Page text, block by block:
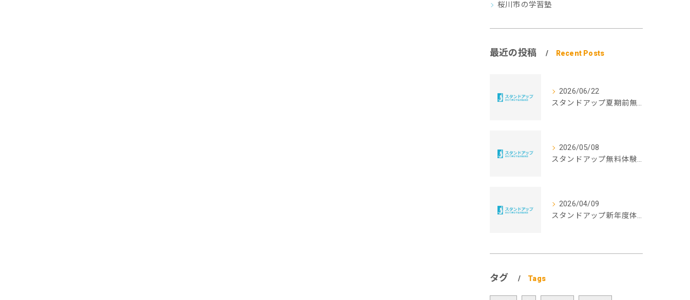
桜川市の学習塾
最近の投稿 Recent Posts
2026/06/22
スタンドアップ夏期前無料体験授業受付中
2026/05/08
スタンドアップ無料体験授業受付中
2026/04/09
スタンドアップ新年度体験授業受付中
タグ Tags